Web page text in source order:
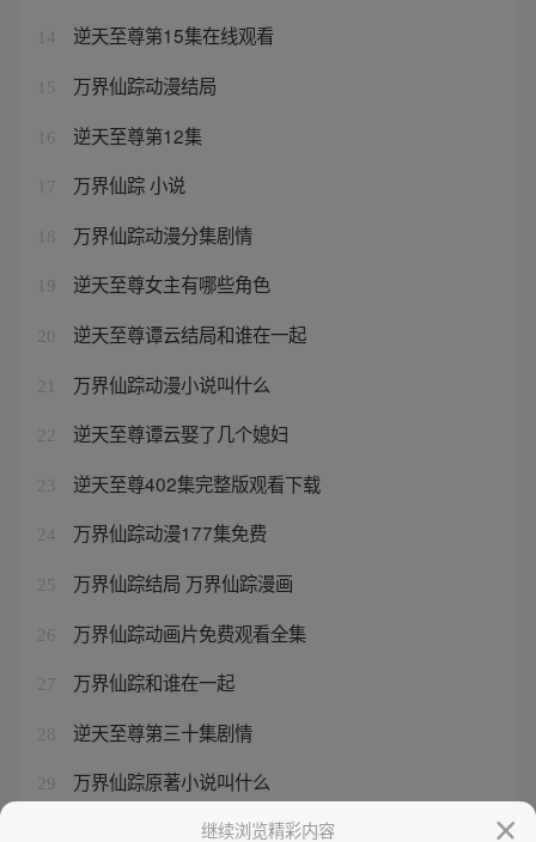
14 逆天至尊第15集在线观看
15 万界仙踪动漫结局
16 逆天至尊第12集
17 万界仙踪 小说
18 万界仙踪动漫分集剧情
19 逆天至尊女主有哪些角色
20 逆天至尊谭云结局和谁在一起
21 万界仙踪动漫小说叫什么
22 逆天至尊谭云娶了几个媳妇
23 逆天至尊402集完整版观看下载
24 万界仙踪动漫177集免费
25 万界仙踪结局 万界仙踪漫画
26 万界仙踪动画片免费观看全集
27 万界仙踪和谁在一起
28 逆天至尊第三十集剧情
29 万界仙踪原著小说叫什么
继续浏览精彩内容